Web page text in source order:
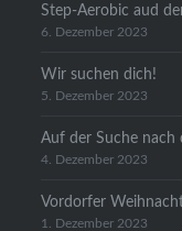
Step-Aerobic aud
6. Dezember 2023
Wir suchen dich!
5. Dezember 2023
Auf der Suche nach
4. Dezember 2023
Vordorfer
1. Dezember 2023